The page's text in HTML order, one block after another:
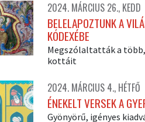
2024. MÁRCIUS 26., KEDD
BELELAPOZTUNK A
KÓDEXÉBE
Megszólaltatták a
kottáit
2024. MÁRCIUS 4., HÉTFŐ
ÉNEKELT VERSEK A
Gyönyörű, igényes